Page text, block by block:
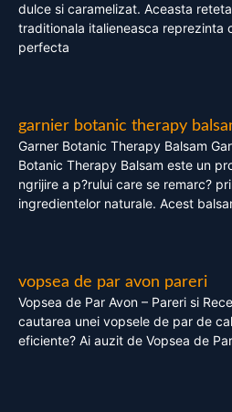
dulce si caramelizat. Aceasta reteta
traditionala italieneasca reprezinta
perfecta
garnier botanic therapy
Garner Botanic Therapy Balsam
Botanic Therapy Balsam este un
ngrijire a p?rului care se remarc?
ingredientelor naturale. Acest
vopsea de par avon pareri
Vopsea de Par Avon – Pareri si
cautarea unei vopsele de par de
eficiente? Ai auzit de Vopsea de Par